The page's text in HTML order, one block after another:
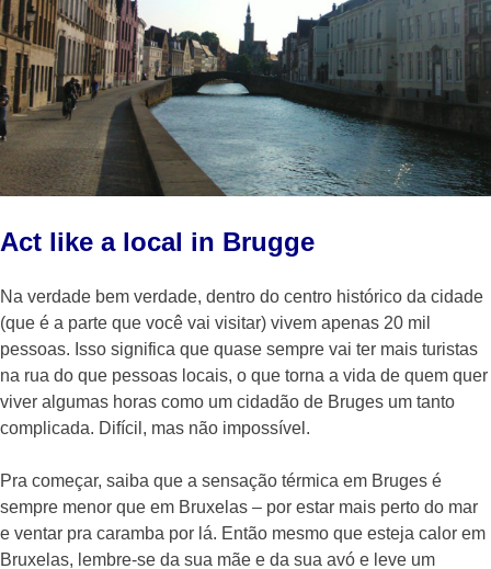
Act like a local in Brugge
Na verdade bem verdade, dentro do centro histórico da cidade
(que é a parte que você vai visitar) vivem apenas 20 mil
pessoas. Isso significa que quase sempre vai ter mais turistas
na rua do que pessoas locais, o que torna a vida de quem quer
viver algumas horas como um cidadão de Bruges um tanto
complicada. Difícil, mas não impossível.
Pra começar, saiba que a sensação térmica em Bruges é
sempre menor que em Bruxelas – por estar mais perto do mar
e ventar pra caramba por lá. Então mesmo que esteja calor em
Bruxelas, lembre-se da sua mãe e da sua avó e leve um